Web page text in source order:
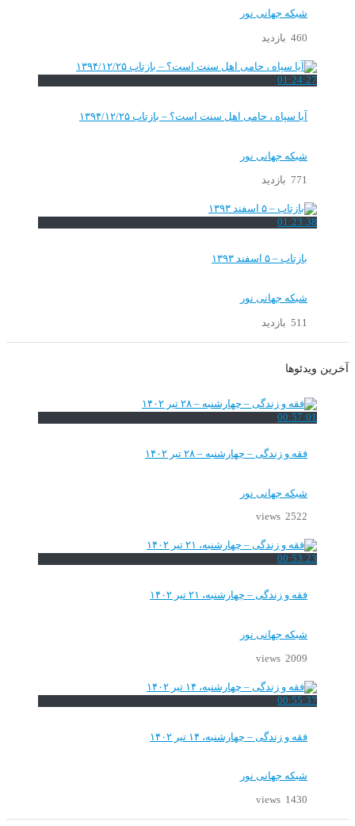
شبکه جهانی نور
460 بازدید
01:24:27
آیا سپاه ، حامی اهل سنت است؟ – بازتاب ۱۳۹۴/۱۲/۲۵
شبکه جهانی نور
771 بازدید
01:23:38
بازتاب – ۵ اسفند ۱۳۹۳
شبکه جهانی نور
511 بازدید
آخرین ویدئوها
00:57:01
فقه و زندگی – چهارشنبه – ۲۸ تیر ۱۴۰۲
شبکه جهانی نور
2522 views
00:53:23
فقه و زندگی – چهارشنبه، ۲۱ تیر ۱۴۰۲
شبکه جهانی نور
2009 views
00:55:37
فقه و زندگی – چهارشنبه، ۱۴ تیر ۱۴۰۲
شبکه جهانی نور
1430 views